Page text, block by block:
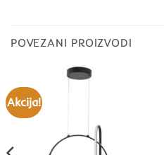
POVEZANI PROIZVODI
Akcija!